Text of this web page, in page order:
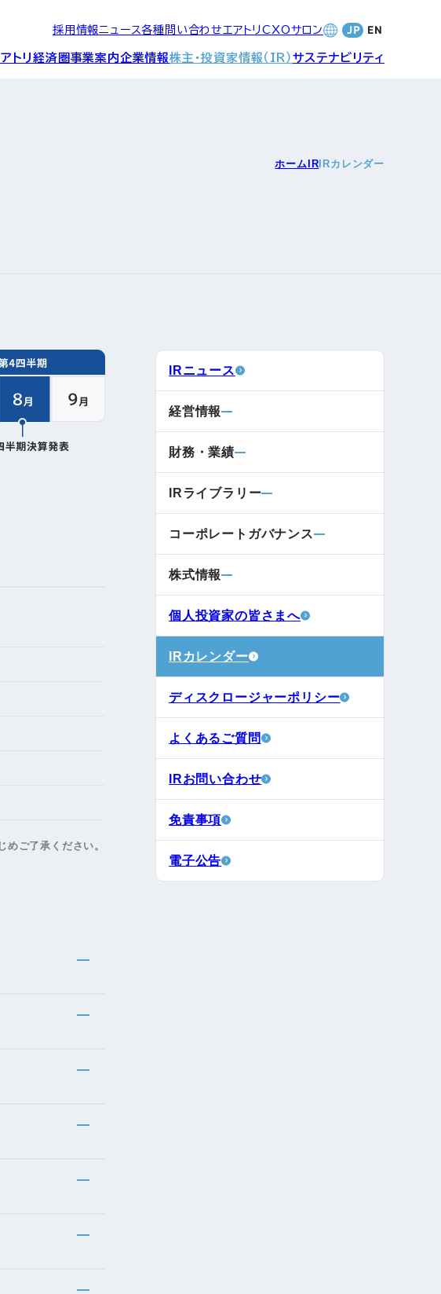
採用情報ニュース各種問い合わせ エアトリCXOサロン
トリ経済圏 事業案内
Wi-Fiレンタル事業
会社総代理店事業 レンタカー事業
美容FC事業
人材ソリューション事業
外貨自動両替機事業
企業情報
社長メッセージ
者取扱額
庁公表）
株主・投資家情報（IR）
事項
サステナビリティ
SDGsへの取り組み
ホーム IR IRカレンダー
めご了承ください。
IRニュース
経営情報
財務・業績
IRライブラリー
コーポレートガバナンス
株式情報
個人投資家の皆さまへ
IRカレンダー
ディスクロージャーポリシー
よくあるご質問
IRお問い合わせ
免責事項
電子公告